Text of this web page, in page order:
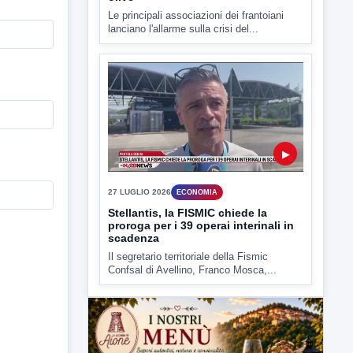
Le principali associazioni dei frantoiani
lanciano l'allarme sulla crisi del...
▶
27 LUGLIO 2026 ECONOMIA
Stellantis, la FISMIC chiede la
proroga per i 39 operai interinali in
scadenza
Il segretario territoriale della Fismic
Confsal di Avellino, Franco Mosca,...